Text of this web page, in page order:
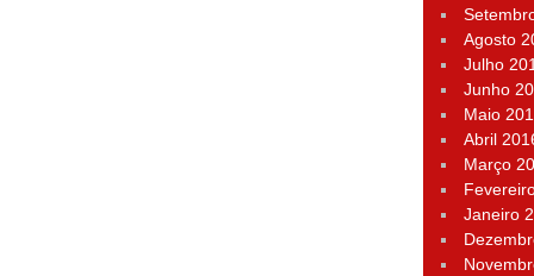
Agosto
Julho
Junho
Maio
Abril
Março
Janeiro